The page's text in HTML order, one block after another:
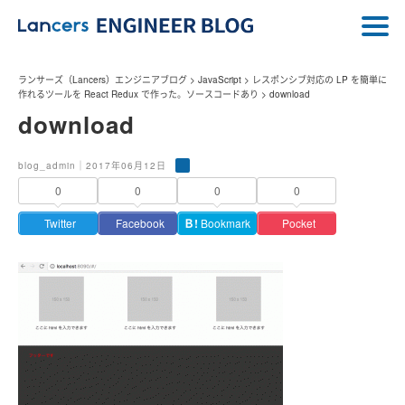
ランサーズ（Lancers）エンジニアブログ > JavaScript > レスポンシブ対応の LP を簡単に
作れるツールを React Redux で作った。ソースコードあり > download
download
blog_admin｜2017年06月12日
0
Twitter
0
Facebook
0
Ｂ! Bookmark
0
Pocket